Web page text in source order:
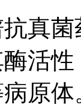
真
活
原